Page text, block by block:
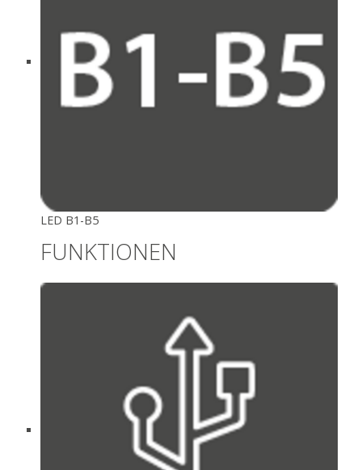
LED B1-B5
FUNKTIONEN